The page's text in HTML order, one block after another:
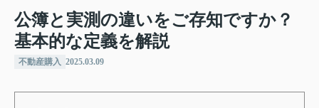
公簿と実測の違いをご存知ですか？
基本的な定義を解説
不動産購入 2025.03.09